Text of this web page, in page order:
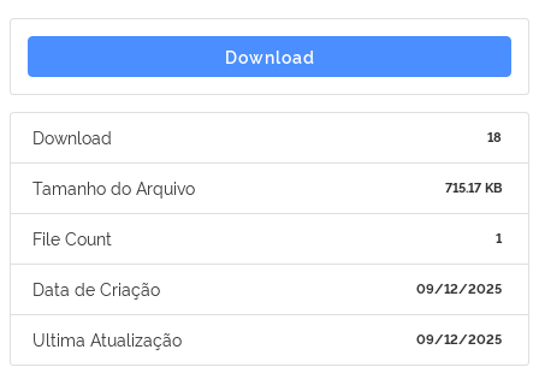
Download
Download 18
Tamanho do Arquivo 715.17 KB
File Count 1
Data de Criação 09/12/2025
Ultima Atualização 09/12/2025